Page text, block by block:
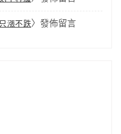
漲不跌〉發佈留言